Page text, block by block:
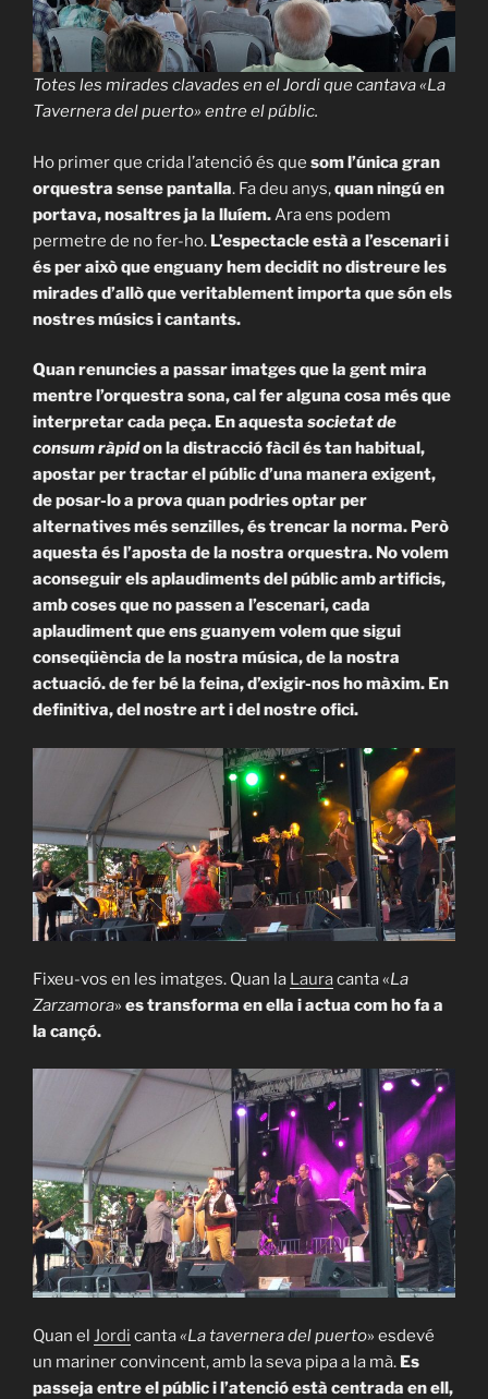
Totes les mirades clavades en el Jordi que cantava «La
Tavernera del puerto» entre el públic.
Ho primer que crida l’atenció és que som l’única gran
orquestra sense pantalla. Fa deu anys,quan ningú en
portava, nosaltres ja la lluíem.Ara ens podem
permetre de no fer-ho. L’espectacle està a l’escenari i
és per això que enguany hem decidit no distreure les
mirades d’allò que veritablement importa que són els
nostres músics i cantants.
Quan renuncies a passar imatges que la gent mira
mentre l’orquestra sona, cal fer alguna cosa més que
interpretar cada peça. En aquesta societat de
consum ràpidon la distracció fàcil és tan habitual,
apostar per tractar el públic d’una manera exigent,
de posar-lo a prova quan podries optar per
alternatives més senzilles, és trencar la norma. Però
aquesta és l’aposta de la nostra orquestra. No volem
aconseguir els aplaudiments del públic amb artificis,
amb coses que no passen a l’escenari, cada
aplaudiment que ens guanyem volem que sigui
conseqüència de la nostra música, de la nostra
actuació. de fer bé la feina, d’exigir-nos ho màxim. En
definitiva, del nostre art i del nostre ofici.
Fixeu-vos en les imatges. Quan la Lauracanta «La
Zarzamora» es transforma en ella i actua com ho fa a
la cançó.
Quan el Jordi canta«La tavernera del puerto» esdevé
un mariner convincent, amb la seva pipa a la mà. Es
passeja entre el públic i l’atenció està centrada en ell,